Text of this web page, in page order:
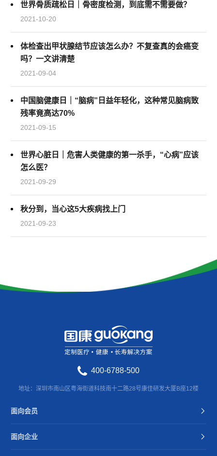
世界骨质疏松日｜骨密度检测，到底需不需要做？
2021-10-20
体检查出甲状腺结节应该怎么办？不复查真的会癌变
吗？一文讲清楚
2021-09-04
中国脑健康日｜“脑病”日益年轻化，这种常见脑病致
残率竟高达70%
2021-09-15
世界心脏日｜危害人类健康的第一杀手，“心病”应该
怎么医？
2021-09-29
秋分到，当心这5大疾病找上门
2021-09-23
400-6788-500
地址：深圳市南山区粤海街道科技南十二路28号康佳研发大厦B座12楼
面向会员
面向企业